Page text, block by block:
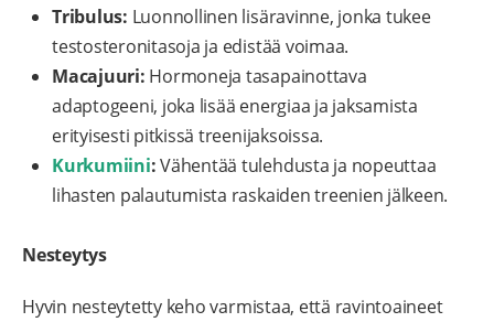
Tribulus: Luonnollinen lisäravinne, jonka tukee
testosteronitasoja ja edistää voimaa.
Macajuuri: Hormoneja tasapainottava
adaptogeeni, joka lisää energiaa ja jaksamista
erityisesti pitkissä treenijaksoissa.
Kurkumiini:Vähentää tulehdusta ja nopeuttaa
lihasten palautumista raskaiden treenien jälkeen.
Nesteytys
Hyvin nesteytetty keho varmistaa, että ravintoaineet